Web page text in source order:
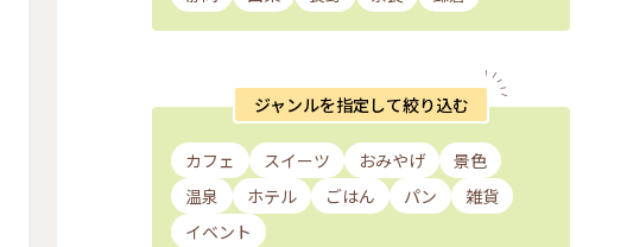
ジャンルを指定して絞り込む
カフェ スイーツ おみやげ
景色
温泉
ホテル ごはん パン
雑貨
イベント